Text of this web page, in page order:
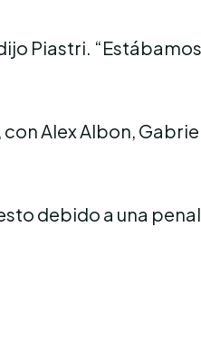
Piastri.
Alex Albon,
debido a una